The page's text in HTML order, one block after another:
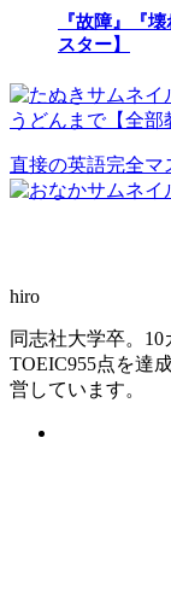
『故障』『
スター】
うどんまで【全部
直接の英語完全マ
hiro
同志社大学卒。10
TOEIC955点を達
営しています。